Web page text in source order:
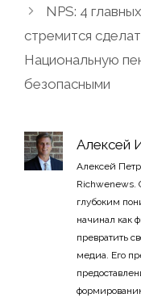
NPS: 4
стремится
Национальную
безопасными
Алексей
Алексей
Richwenews.
глубоким
начинал как
превратить
медиа. Его